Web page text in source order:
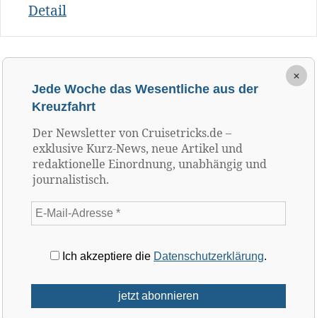
Detail
×
Jede Woche das Wesentliche aus der
Kreuzfahrt
Der Newsletter von Cruisetricks.de –
exklusive Kurz-News, neue Artikel und
redaktionelle Einordnung, unabhängig und
journalistisch.
Ich akzeptiere die Datenschutzerklärung.